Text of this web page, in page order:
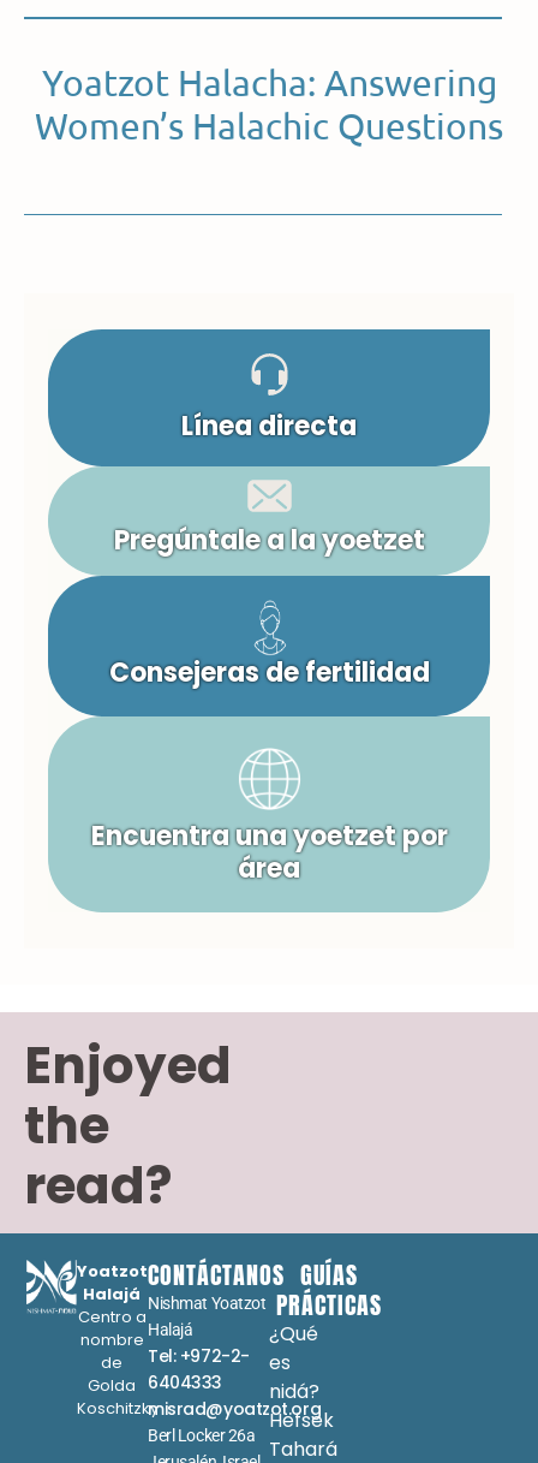
Yoatzot Halacha: Answering
Women’s Halachic Questions
Línea directa
Pregúntale a la yoetzet
Consejeras de fertilidad
Encuentra una yoetzet por
área
Enjoyed
the
read?
Yoatzot
Halajá
Centro a
nombre
de
Golda
Koschitzky
CONTÁCTANOS
Nishmat Yoatzot
Halajá
Tel: +972-2-
6404333
misrad@yoatzot.org
Berl Locker 26a
GUÍAS
PRÁCTICAS
¿Qué
es
nidá?
Hefsek
Tahará